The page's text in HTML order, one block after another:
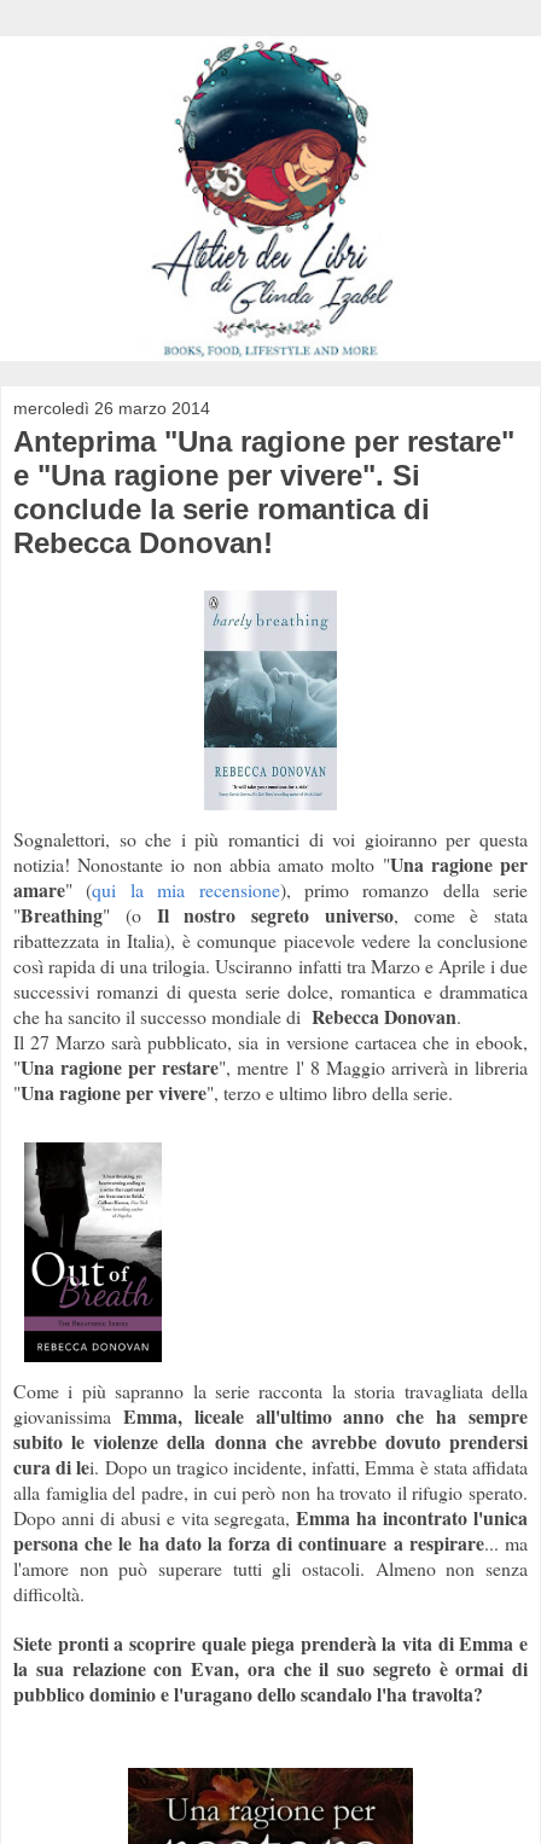
mercoledì 26 marzo 2014
Anteprima "Una ragione per restare"
e "Una ragione per vivere". Si
conclude la serie romantica di
Rebecca Donovan!
Sognalettori, so che i più romantici di voi gioiranno per questa
notizia! Nonostante io non abbia amato molto "Una ragione per
amare" (qui la mia recensione), primo romanzo della serie
"Breathing" (oIl nostro segreto universo, come è stata
ribattezzata in Italia), è comunque piacevole vedere la conclusione
così rapida di una trilogia. Usciranno infatti tra Marzo e Aprile i due
successivi romanzi di questa serie dolce, romantica e drammatica
che ha sancito il successo mondiale di Rebecca Donovan.
Il 27 Marzo sarà pubblicato, sia in versione cartacea che in ebook,
"Una ragione per restare", mentre l' 8 Maggio arriverà in libreria
"Una ragione per vivere", terzo e ultimo libro della serie.
Come i più sapranno la serie racconta la storia travagliata della
giovanissima Emma, liceale all'ultimo anno che ha sempre
subito le violenze della donna che avrebbe dovuto prendersi
cura di lei. Dopo un tragico incidente, infatti, Emma è stata affidata
alla famiglia del padre, in cui però non ha trovato il rifugio sperato.
Dopo anni di abusi e vita segregata,Emma ha incontrato l'unica
persona che le ha dato la forza di continuare a respirare... ma
l'amore non può superare tutti gli ostacoli. Almeno non senza
difficoltà.
Siete pronti a scoprire quale piega prenderà la vita di Emma e
la sua relazione con Evan, ora che il suo segreto è ormai di
pubblico dominio e l'uragano dello scandalo l'ha travolta?